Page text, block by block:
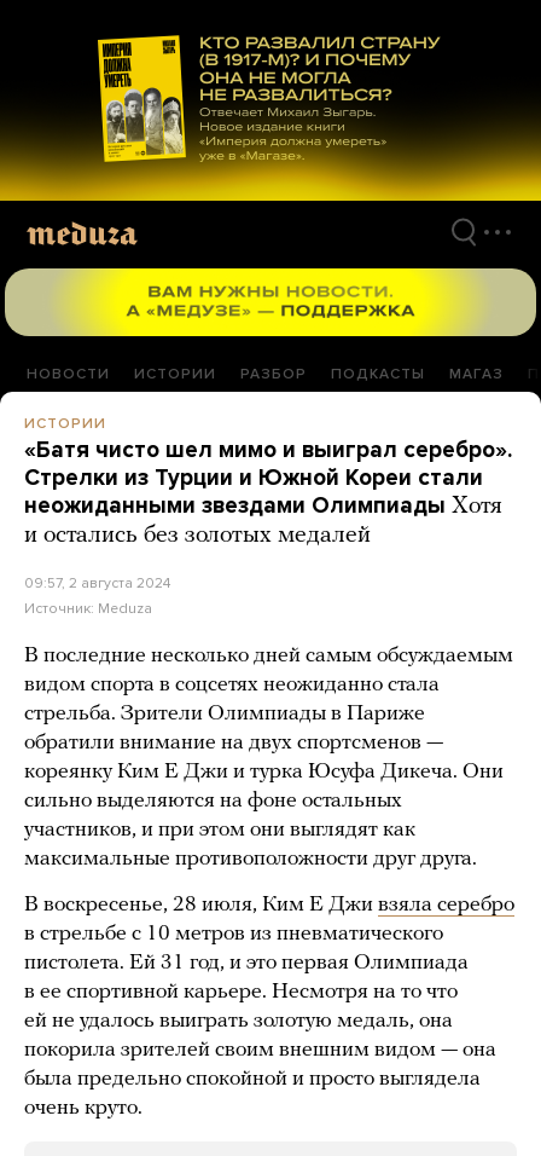
материалам
НОВОСТИ ИСТОРИИ РАЗБОР ПОДКАСТЫ МАГАЗ
ИСТОРИИ
«Батя чисто шел мимо и выиграл серебро».
Стрелки из Турции и Южной Кореи стали
неожиданными звездами Олимпиады Хотя
и остались без золотых медалей
09:57, 2 августа 2024
Источник: Meduza
В последние несколько дней самым обсуждаемым
видом спорта в соцсетях неожиданно стала
стрельба. Зрители Олимпиады в Париже
обратили внимание на двух спортсменов —
кореянку Ким Е Джи и турка Юсуфа Дикеча. Они
сильно выделяются на фоне остальных
участников, и при этом они выглядят как
максимальные противоположности друг друга.
В воскресенье, 28 июля, Ким Е Джи взяла серебро
в стрельбе с 10 метров из пневматического
пистолета. Ей 31 год, и это первая Олимпиада
в ее спортивной карьере. Несмотря на то что
ей не удалось выиграть золотую медаль, она
покорила зрителей своим внешним видом — она
была предельно спокойной и просто выглядела
очень круто.